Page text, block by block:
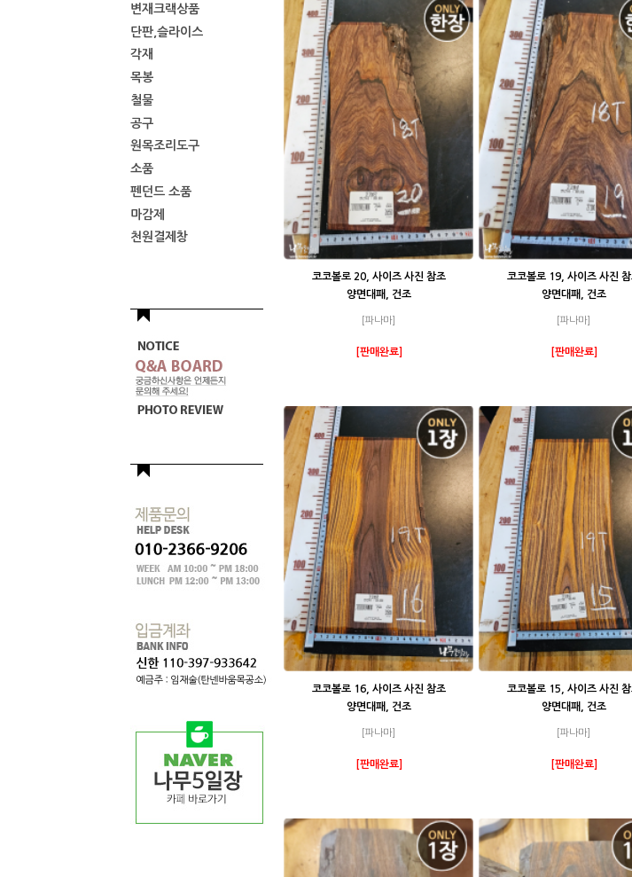
변재크랙상품
단판,슬라이스
각재
목봉
철물
공구
원목조리도구
소품
펜던드 소품
마감제
천원결제창
코코볼로 20, 사이즈 사진 참조
양면대패, 건조
[파나마]
[판매완료]
코코볼로 19, 사이즈 사진
양면대패, 건조
[파나마]
[판매완료]
코코볼로 16, 사이즈 사진 참조
양면대패, 건조
[파나마]
[판매완료]
코코볼로 15, 사이즈 사진
양면대패, 건조
[파나마]
[판매완료]